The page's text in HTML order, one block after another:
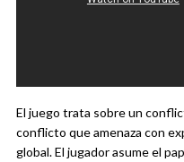
El juego trata sobre un
conflicto que amenaza con
global. El jugador asume el